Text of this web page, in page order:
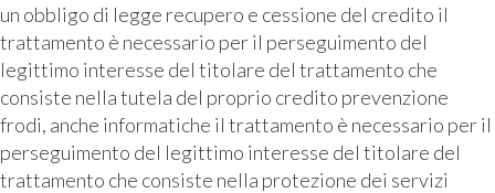
un obbligo di legge recupero e cessione del credito il
trattamento è necessario per il perseguimento del
legittimo interesse del titolare del trattamento che
consiste nella tutela del proprio credito prevenzione
frodi, anche informatiche il trattamento è necessario per il
perseguimento del legittimo interesse del titolare del
trattamento che consiste nella protezione dei servizi